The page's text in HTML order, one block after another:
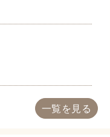
一覧を見る